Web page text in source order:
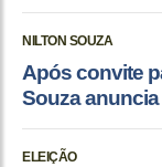
NILTON SOUZA
Após convite
Souza
ELEIÇÃO